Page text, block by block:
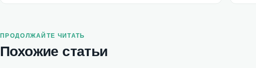
ПРОДОЛЖАЙТЕ ЧИТАТЬ
Похожие статьи